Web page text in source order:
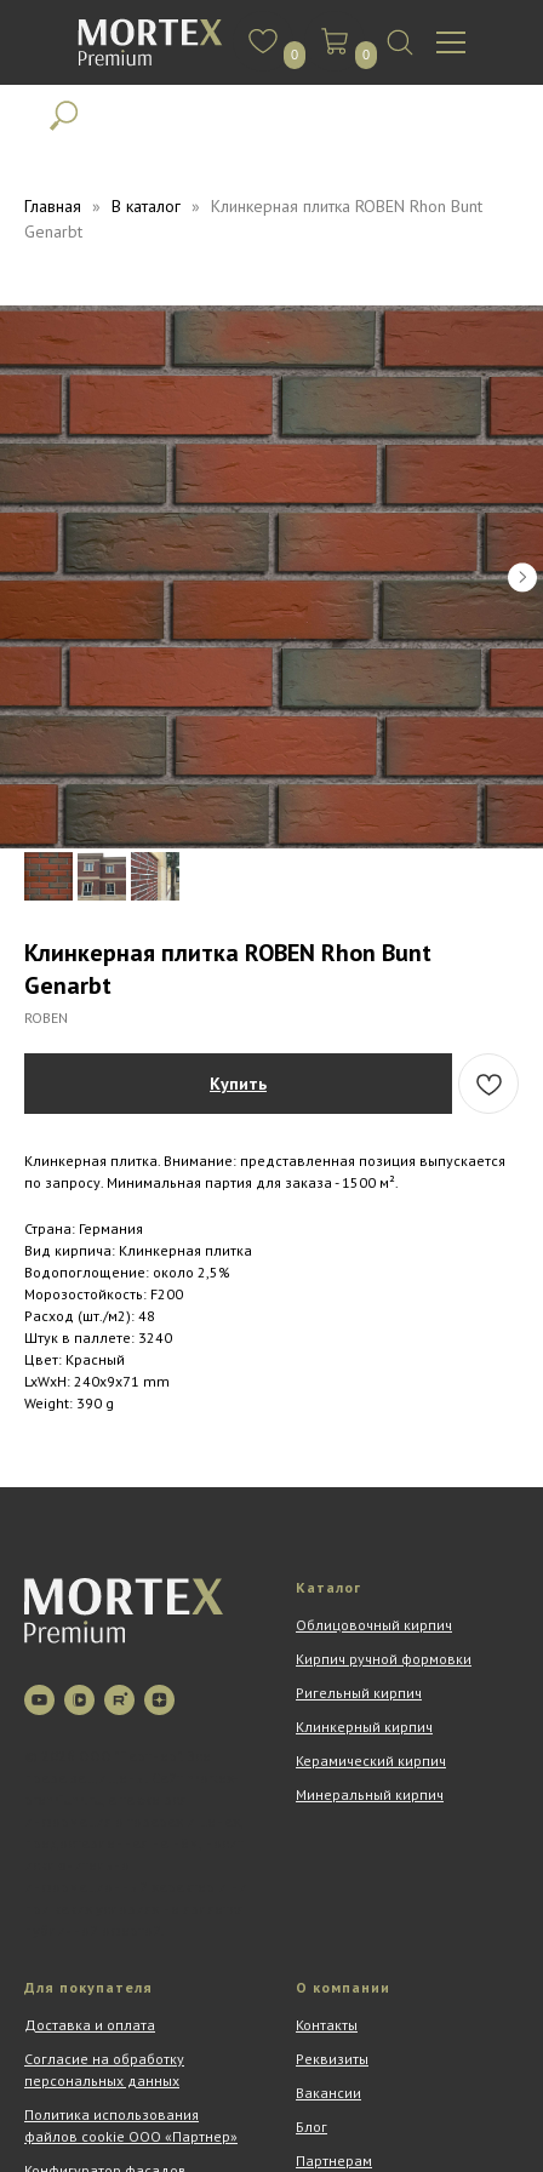
0 0
Главная В каталог
Клинкерная плитка ROBEN Rhon Bunt
Genarbt
Клинкерная плитка ROBEN Rhon Bunt
Genarbt
ROBEN
Купить
Клинкерная плитка. Внимание: представленная позиция выпускается
по запросу. Минимальная партия для заказа - 1500 м².
Страна: Германия
Вид кирпича: Клинкерная плитка
Водопоглощение: около 2,5%
Морозостойкость: F200
Расход (шт./м2): 48
Штук в паллете: 3240
Цвет: Красный
LxWxH: 240x9x71 mm
Weight: 390 g
Каталог
Облицовочный кирпич
Кирпич ручной формовки
Ригельный кирпич
Клинкерный кирпич
Керамический кирпич
Минеральный кирпич
Для покупателя
Доставка и оплата
Согласие на обработку
персональных данных
Политика использования
файлов cookie ООО «Партнер»
О компании
Контакты
Реквизиты
Вакансии
Блог
Партнерам